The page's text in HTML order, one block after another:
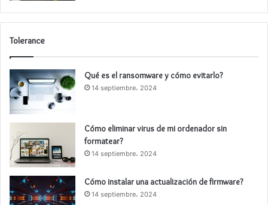
Tolerance
Qué es el ransomware y cómo evitarlo?
14 septiembre، 2024
Cómo eliminar virus de mi ordenador sin
formatear?
14 septiembre، 2024
Cómo instalar una actualización de firmware?
14 septiembre، 2024